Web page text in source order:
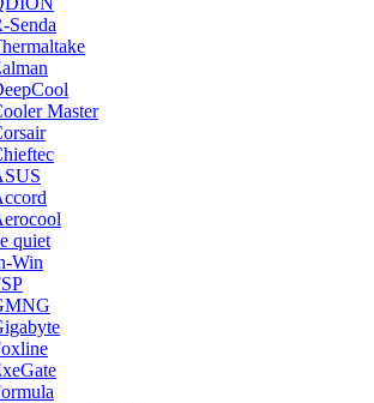
Senda
Master
quiet
Win